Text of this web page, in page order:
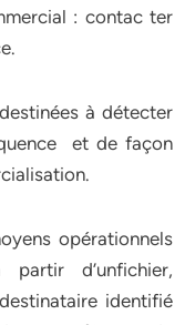
: contac ter
à détecter
et de façon
opérationnels
d’unfichier,
identifié